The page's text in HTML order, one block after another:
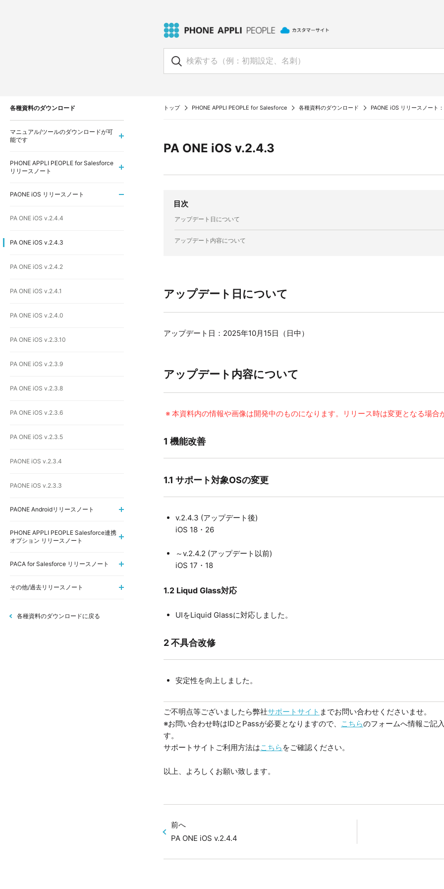
トップ PHONE APPLI PEOPLE for Salesforce 各種資料のダウンロード PAONE iOS リリースノート
PA ONE iOS v.2.4.3
目次
アップデート日について
アップデート内容について
アップデート日について
アップデート日：2025年10月15日 （日中）
アップデート内容について
※ 本資料内の情報や画像は開発中のものになります。リリース時は変更となる場合
1 機能改善
1.1 サポート対象OSの変更
v.2.4.3 (アップデート後)
iOS 18・26
～v.2.4.2 (アップデート以前)
iOS 17・18
1.2 Liqud Glass対応
UIをLiquid Glassに対応しました。
2 不具合改修
安定性を向上しました。
ご不明点等ございましたら弊社サポートサイト までお問い合わせくださいませ。
※お問い合わせ時はIDとPassが必要となりますので、
こちらのフォームへ情報ご記
す。
サポートサイトご利用方法はこちら をご確認ください。
以上、よろしくお願い致します。
前へ
PA ONE iOS v.2.4.4
各種資料のダウンロード
マニュアル/ツールのダウンロードが可
能です
PHONE APPLI PEOPLE for Salesforce
リリースノート
PAONE iOS リリースノート
PA ONE iOS v.2.4.4
PA ONE iOS v.2.4.3
PA ONE iOS v.2.4.2
PA ONE iOS v.2.4.1
PA ONE iOS v.2.4.0
PA ONE iOS v.2.3.10
PA ONE iOS v.2.3.9
PA ONE iOS v.2.3.8
PA ONE iOS v.2.3.6
PA ONE iOS v.2.3.5
PAONE iOS v.2.3.4
PAONE iOS v.2.3.3
PAONE Androidリリースノート
PHONE APPLI PEOPLE Salesforce連携
オプション リリースノート
PACA for Salesforce リリースノート
その他/過去リリースノート
各種資料のダウンロードに戻る